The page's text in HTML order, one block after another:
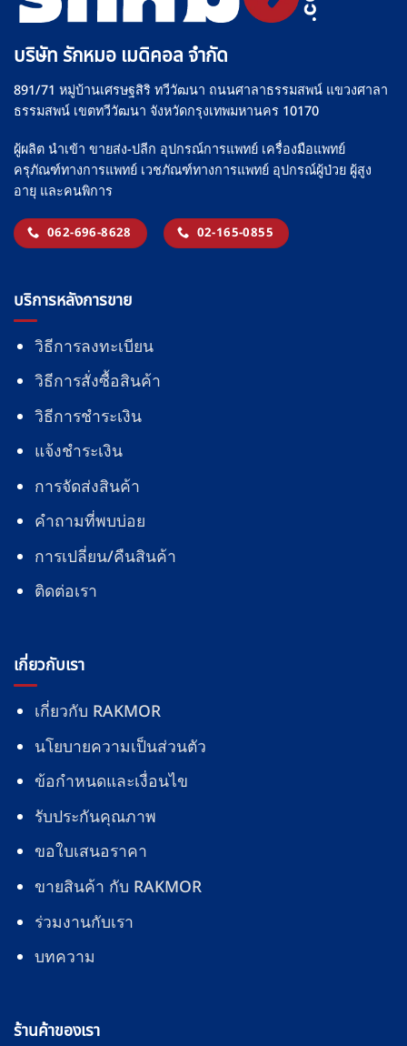
on
product
page
บริษัท รักหมอ เมดิคอล จำกัด
891/71 หมู่บ้านเศรษฐสิริ ทวีวัฒนา ถนนศาลาธรรมสพน์ แขวงศาลา
ธรรมสพน์ เขตทวีวัฒนา จังหวัดกรุงเทพมหานคร 10170
ผู้ผลิต นำเข้า ขายส่ง-ปลีก อุปกรณ์การแพทย์ เครื่องมือแพทย์
ครุภัณฑ์ทางการแพทย์ เวชภัณฑ์ทางการแพทย์ อุปกรณ์ผู้ป่วย ผู้สูง
อายุ และคนพิการ
062-696-8628 02-165-0855
บริการหลังการขาย
วิธีการลงทะเบียน
วิธีการสั่งซื้อสินค้า
วิธีการชำระเงิน
แจ้งชำระเงิน
การจัดส่งสินค้า
คำถามที่พบบ่อย
การเปลี่ยน/คืนสินค้า
ติดต่อเรา
เกี่ยวกับเรา
เกี่ยวกับ RAKMOR
นโยบายความเป็นส่วนตัว
ข้อกำหนดและเงื่อนไข
รับประกันคุณภาพ
ขอใบเสนอราคา
ขายสินค้า กับ RAKMOR
ร่วมงานกับเรา
บทความ
ร้านค้าของเรา